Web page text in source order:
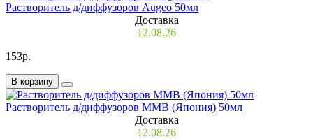
Растворитель д/диффузоров Augeo 50мл
Доставка
12.08.26
153р.
В корзину
Растворитель д/диффузоров MMB (Япония) 50мл
Доставка
12.08.26